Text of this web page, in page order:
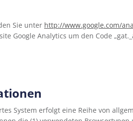
Sie unter http://www.google.com/
Google Analytics um den Code
System erfolgt eine Reihe von